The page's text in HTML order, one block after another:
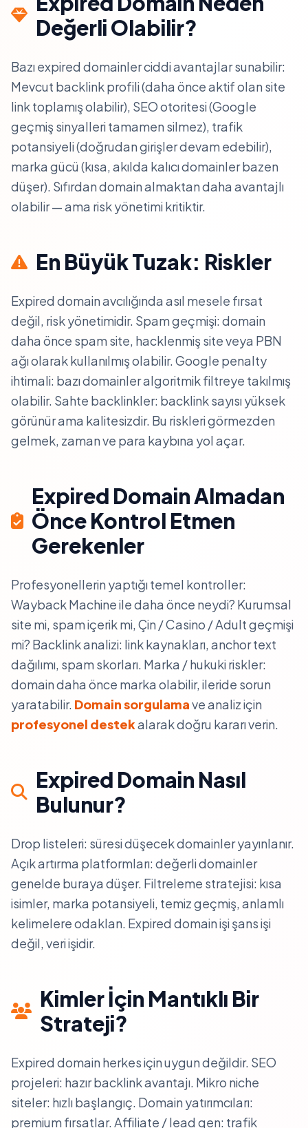
Değerli Olabilir?
Bazı expired domainler ciddi avantajlar sunabilir:
Mevcut backlink profili (daha önce aktif olan site
link toplamış olabilir), SEO otoritesi (Google
geçmiş sinyalleri tamamen silmez), trafik
potansiyeli (doğrudan girişler devam edebilir),
marka gücü (kısa, akılda kalıcı domainler bazen
düşer). Sıfırdan domain almaktan daha avantajlı
olabilir — ama risk yönetimi kritiktir.
En Büyük Tuzak: Riskler
Expired domain avcılığında asıl mesele fırsat
değil, risk yönetimidir. Spam geçmişi: domain
daha önce spam site, hacklenmiş site veya PBN
ağı olarak kullanılmış olabilir. Google penalty
ihtimali: bazı domainler algoritmik filtreye takılmış
olabilir. Sahte backlinkler: backlink sayısı yüksek
görünür ama kalitesizdir. Bu riskleri görmezden
gelmek, zaman ve para kaybına yol açar.
Expired Domain Almadan
Önce Kontrol Etmen
Gerekenler
Profesyonellerin yaptığı temel kontroller:
Wayback Machine ile daha önce neydi? Kurumsal
site mi, spam içerik mi, Çin / Casino / Adult geçmişi
mi? Backlink analizi: link kaynakları, anchor text
dağılımı, spam skorları. Marka / hukuki riskler:
domain daha önce marka olabilir, ileride sorun
yaratabilir. Domain sorgulamave analiz için
profesyonel destekalarak doğru kararı verin.
Expired Domain Nasıl
Bulunur?
Drop listeleri: süresi düşecek domainler yayınlanır.
Açık artırma platformları: değerli domainler
genelde buraya düşer. Filtreleme stratejisi: kısa
isimler, marka potansiyeli, temiz geçmiş, anlamlı
kelimelere odaklan. Expired domain işi şans işi
değil, veri işidir.
Kimler İçin Mantıklı Bir
Strateji?
Expired domain herkes için uygun değildir. SEO
projeleri: hazır backlink avantajı. Mikro niche
siteler: hızlı başlangıç. Domain yatırımcıları:
premium fırsatlar. Affiliate / lead gen: trafik